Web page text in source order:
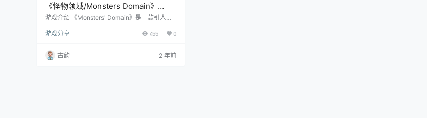
《怪物领域/Monsters Domain》
steam正版离线版共享账号+激活入库
游戏介绍 《Monsters' Domain》是一款引人入
将扮演一位寻求重新获得力量的统治者巫师，通
来击败敌人。你将深入探索地下城，与敌人展开
激战，并掌握死灵术，从而塑造你王国的命运。
游戏分享 455 0
古韵 2 年前